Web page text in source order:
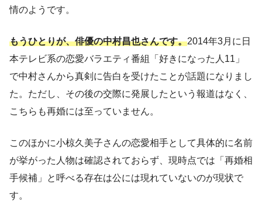
情のようです。
もうひとりが、俳優の中村昌也さんです。2014年3月に日
本テレビ系の恋愛バラエティ番組「好きになった人11」
で中村さんから真剣に告白を受けたことが話題になりまし
た。ただし、その後の交際に発展したという報道はなく、
こちらも再婚には至っていません。
このほかに小椋久美子さんの恋愛相手として具体的に名前
が挙がった人物は確認されておらず、現時点では「再婚相
手候補」と呼べる存在は公には現れていないのが現状で
す。